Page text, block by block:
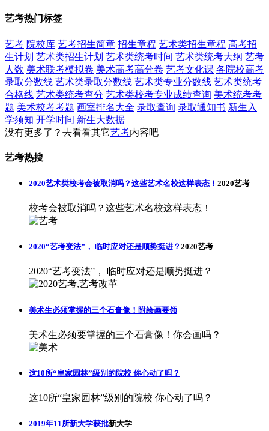
艺考热门标签
艺考 院校库 艺考招生简章 招生章程 艺术类招生章程 高考招
生计划 艺术类招生计划 艺术类统考时间 艺术类统考大纲 艺考
人数 美术联考模拟卷 美术高考高分卷 艺考文化课 各院校高考
录取分数线 艺术类录取分数线 艺术类专业分数线 艺术类统考
合格线 艺术类统考查分 艺术类校考专业成绩查询 美术统考考
题 美术校考考题 画室排名大全 录取查询 录取通知书 新生入
学须知 开学时间 新生大数据
没有更多了？去看看其它艺考内容吧
艺考热搜
2020艺术类校考会被取消吗？这些艺术名校这样表态！ 2020艺考
校考会被取消吗？这些艺术名校这样表态！
2020“艺考变法”， 临时应对还是顺势挺进？ 2020艺考
2020“艺考变法”， 临时应对还是顺势挺进？
美术生必须掌握的三个石膏像！附绘画要领
美术生必须要掌握的三个石膏像！你会画吗？
这10所“皇家园林”级别的院校 你心动了吗？
这10所“皇家园林”级别的院校 你心动了吗？
2019年11所新大学获批新大学